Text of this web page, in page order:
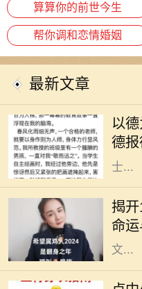
算算你的前世今生
帮你调和恋情婚姻
最新文章
以
德报
复杂
常常
望历
士...
揭开
命
每个
征，
在这
竟如
文...
在中
征都